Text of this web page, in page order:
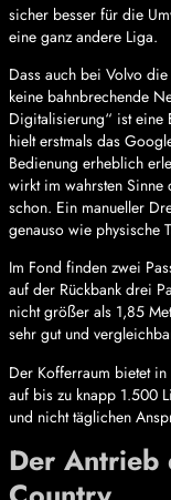
sicher besser für die
eine ganz andere Liga.
Dass auch bei Volvo
keine bahnbrechende
Digitalisierung“ ist eine
hielt erstmals das
Bedienung erheblich
wirkt im wahrsten
schon. Ein manueller
genauso wie physische
Im Fond finden zwei
auf der Rückbank drei
nicht größer als 1,85
sehr gut und
Der Kofferraum bietet
auf bis zu knapp 1.500
und nicht täglichen
Der Antrieb